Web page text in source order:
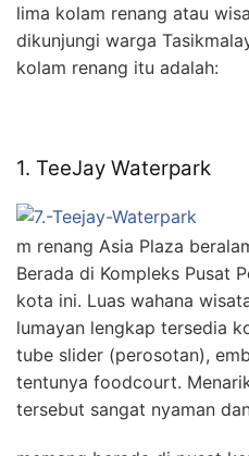
lima kolam renang atau
dikunjungi warga
kolam renang itu adalah:
1. TeeJay Waterpark
m renang Asia Plaza
Berada di Kompleks Pusat
kota ini. Luas wahana
lumayan lengkap tersedia
tube slider (perosotan),
tentunya foodcourt.
tersebut sangat nyaman